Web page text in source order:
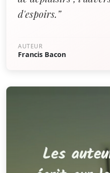
d'espoirs.”
AUTEUR
Francis Bacon